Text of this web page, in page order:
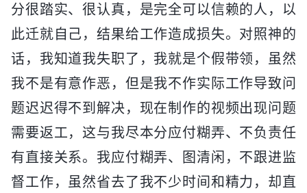
分很踏实、很认真，是完全可以信赖的人，以
此迁就自己，结果给工作造成损失。对照神的
话，我知道我失职了，我就是个假带领，虽然
我不是有意作恶，但是我不作实际工作导致问
题迟迟得不到解决，现在制作的视频出现问题
需要返工，这与我尽本分应付糊弄、不负责任
有直接关系。我应付糊弄、图清闲，不跟进监
督工作，虽然省去了我不少时间和精力，却直